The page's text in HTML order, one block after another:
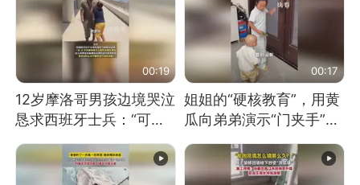
00:19
12岁摩洛哥男孩边境哭泣
恳求西班牙士兵：“可不
00:17
姐姐的“硬核教育”，用黄
瓜向弟弟演示“门夹手”，
教！